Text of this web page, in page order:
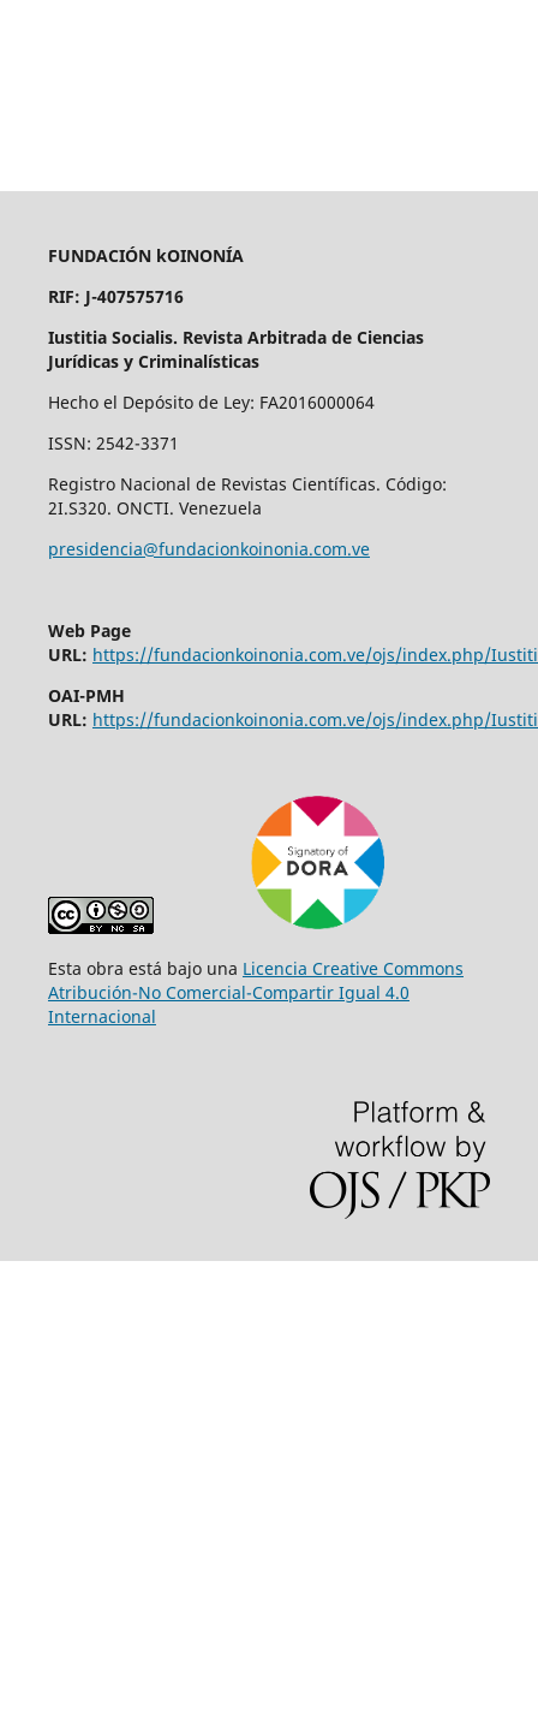
FUNDACIÓN kOINONÍA
RIF: J-407575716
Iustitia Socialis. Revista Arbitrada de Ciencias
Jurídicas y Criminalísticas
Hecho el Depósito de Ley: FA2016000064
ISSN: 2542-3371
Registro Nacional de Revistas Científicas. Código:
2I.S320. ONCTI. Venezuela
presidencia@fundacionkoinonia.com.ve
Web Page
URL: https://fundacionkoinonia.com.ve/ojs/index.php/
OAI-PMH
URL: https://fundacionkoinonia.com.ve/ojs/index.php/
Esta obra está bajo una Licencia Creative Commons
Atribución-No Comercial-Compartir Igual 4.0
Internacional